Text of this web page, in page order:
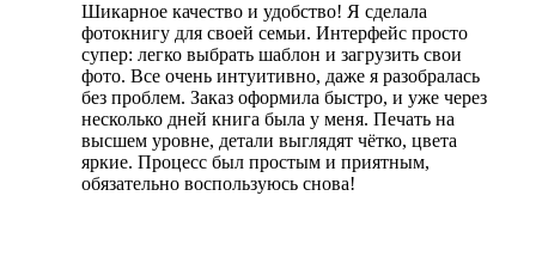
Шикарное качество и удобство! Я сделала
фотокнигу для своей семьи. Интерфейс просто
супер: легко выбрать шаблон и загрузить свои
фото. Все очень интуитивно, даже я разобралась
без проблем. Заказ оформила быстро, и уже через
несколько дней книга была у меня. Печать на
высшем уровне, детали выглядят чётко, цвета
яркие. Процесс был простым и приятным,
обязательно воспользуюсь снова!